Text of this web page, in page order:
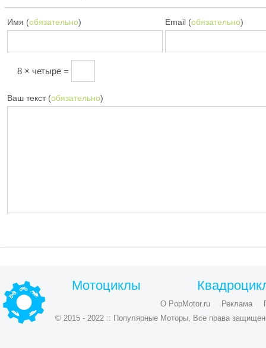
Имя (обязательно) Email (обязательно)
8 × четыре =
Ваш текст (обязательно)
Мотоциклы
О PopMotor.ru Реклама
© 2015 - 2022 :: Популярные Моторы, Все права